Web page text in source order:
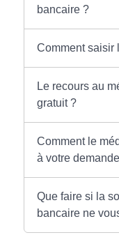
bancaire ?
Comment saisir
Le recours au
gratuit ?
Comment le
à votre
Que faire si la
bancaire ne